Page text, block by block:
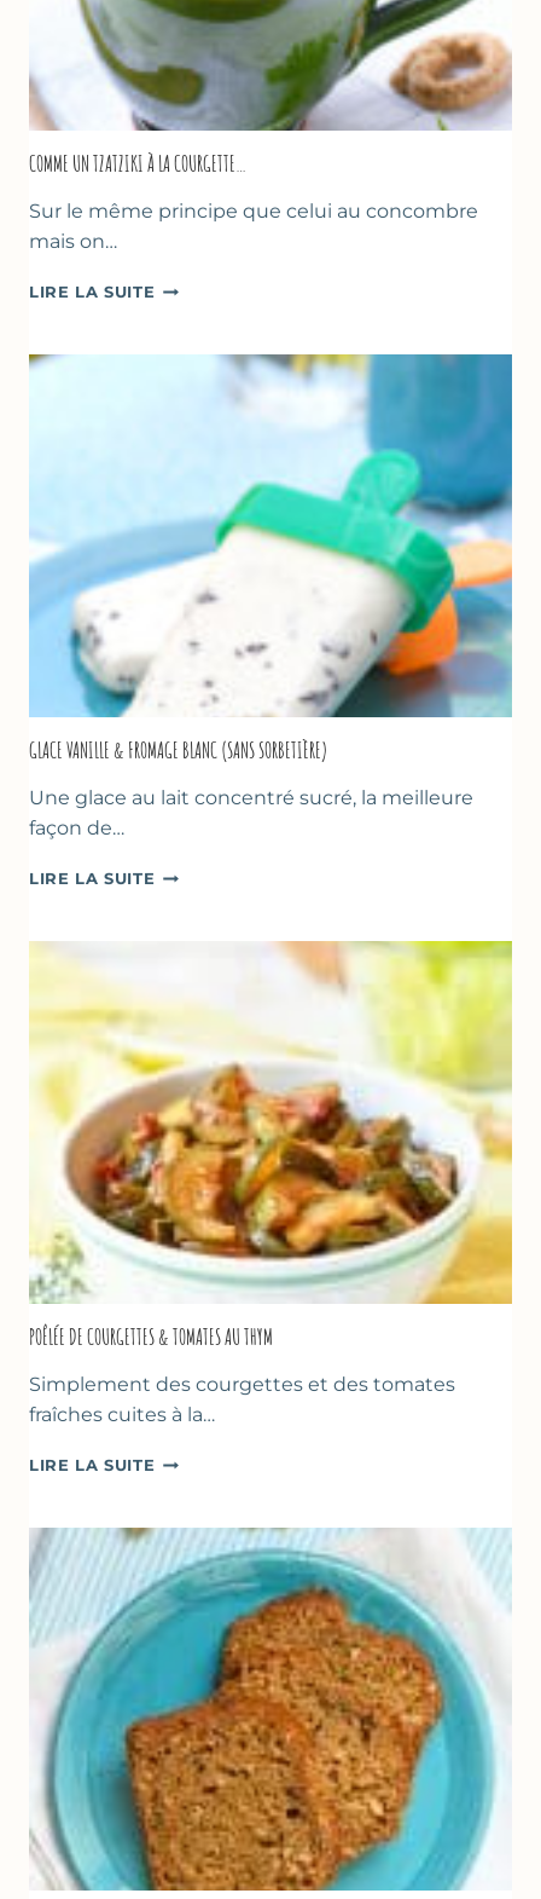
COMME UN TZATZIKI À LA COURGETTE…
Sur le même principe que celui au concombre
mais on…
LIRE LA SUITE COMME
À
COURGETTE…
GLACE VANILLE & FROMAGE BLANC (SANS SORBETIÈRE)
Une glace au lait concentré sucré, la meilleure
façon de…
LIRE LA SUITE GLACE
POÊLÉE DE COURGETTES & TOMATES AU THYM
Simplement des courgettes et des tomates
fraîches cuites à la…
LIRE LA SUITE POÊLÉE
&
TOMATES
AU
THYM